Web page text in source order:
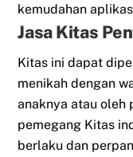
kemudahan
Jasa Kitas
Kitas ini dapat
menikah dengan
anaknya atau oleh
pemegang Kitas
berlaku dan